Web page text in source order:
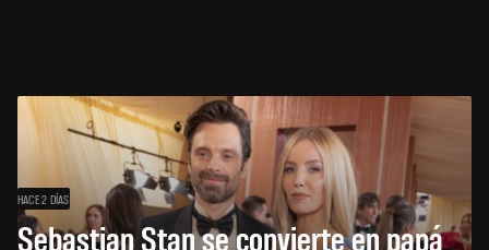
HACE 2 DÍAS
Sebastian Stan se convierte en papá